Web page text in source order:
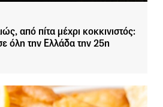
από πίτα μέχρι κοκκινιστός:
όλη την Ελλάδα την 25η